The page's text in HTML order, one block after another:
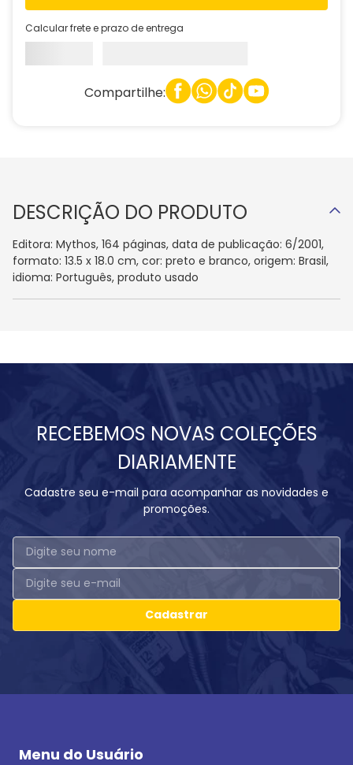
Calcular frete e prazo de entrega
Compartilhe:
DESCRIÇÃO DO PRODUTO
Editora: Mythos, 164 páginas, data de publicação: 6/2001,
formato: 13.5 x 18.0 cm, cor: preto e branco, origem: Brasil,
idioma: Português, produto usado
RECEBEMOS NOVAS COLEÇÕES
DIARIAMENTE
Cadastre seu e-mail para acompanhar as novidades e
promoções.
Cadastrar
Menu do Usuário